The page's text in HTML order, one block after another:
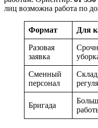
лиц возможна работа по
Формат Для
Разовая
заявка
Сменный
персонал
Бригада